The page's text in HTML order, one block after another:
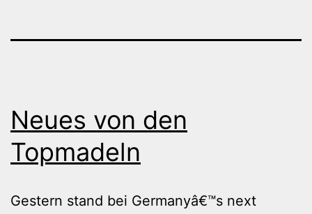
Neues von den
Topmadeln
Gestern stand bei Germanyâ€™s next